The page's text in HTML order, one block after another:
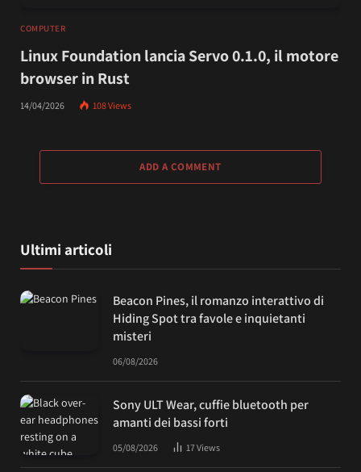
COMPUTER
Linux Foundation lancia Servo 0.1.0, il motore
browser in Rust
14/04/2026 108Views
ADD A COMMENT
Ultimi articoli
Beacon Pines, il romanzo interattivo di
Hiding Spot tra favole e inquietanti
misteri
06/08/2026
Sony ULT Wear, cuffie bluetooth per
amanti dei bassi forti
05/08/2026 17Views